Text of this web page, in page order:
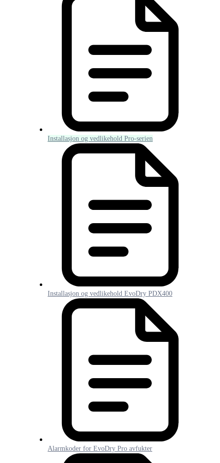
Installasjon og vedlikehold Pro-serien
Installasjon og vedlikehold EvoDry PDX400
Alarmkoder for EvoDry Pro avfukter